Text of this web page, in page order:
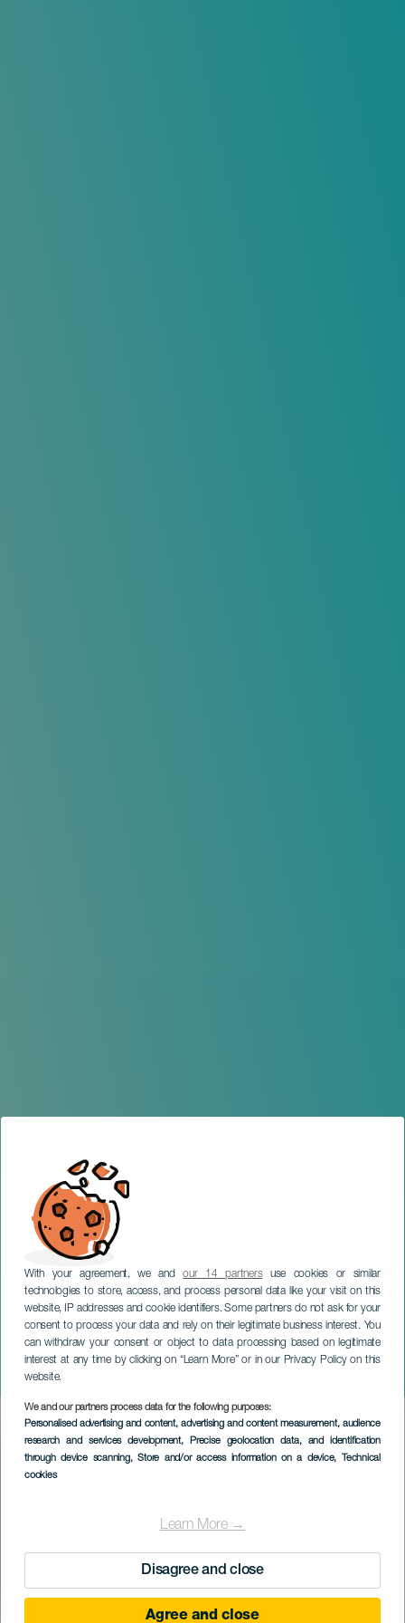
With your agreement, we andour 14 partnersuse cookies or similar
technologies to store, access, and process personal data like your visit on this
website, IP addresses and cookie identifiers. Some partners do not ask for your
consent to process your data and rely on their legitimate business interest. You
can withdraw your consent or object to data processing based on legitimate
interest at any time by clicking on “Learn More” or in our Privacy Policy on this
website.
We and our partners process data for the following purposes:
Personalised advertising and content, advertising and content measurement, audience
research and services development, Precise geolocation data, and identification
through device scanning, Store and/or access information on a device, Technical
cookies
Learn More →
Disagree and close
Agree and close
Layam, de kalmte na de
storm
TENERIFE
Imagen
Listado